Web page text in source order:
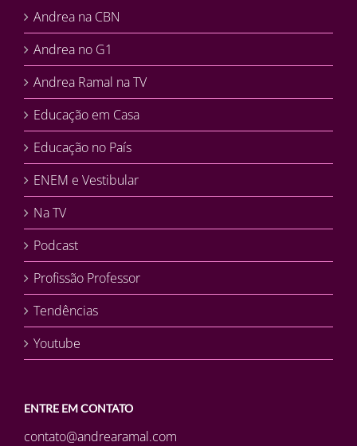
Andrea na CBN
Andrea no G1
Andrea Ramal na TV
Educação em Casa
Educação no País
ENEM e Vestibular
Na TV
Podcast
Profissão Professor
Tendências
Youtube
ENTRE EM CONTATO
contato@andrearamal.com